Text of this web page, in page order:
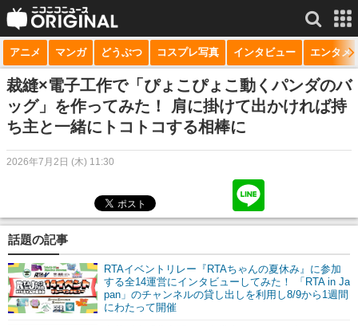
サービス一覧 もっと見る
niconico
動画
生放送
マンガ
ニコニコQ
アニメ マンガ どうぶつ コスプレ写真 インタビュー エンタメ
裁縫×電子工作で「ぴょこぴょこ動くパンダのバ
ッグ」を作ってみた！ 肩に掛けて出かければ持
ち主と一緒にトコトコする相棒に
2026年7月2日 (木) 11:30
話題の記事
RTAイベントリレー『RTAちゃんの夏休み』に参加
する全14運営にインタビューしてみた！ 「RTA in Ja
pan」のチャンネルの貸し出しを利用し8/9から1週間
にわたって開催